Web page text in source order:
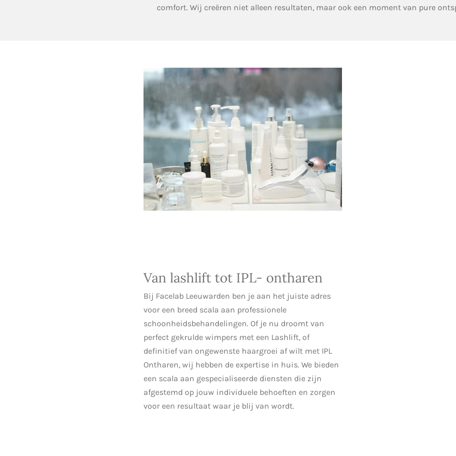
comfort. Wij creëren niet alleen resultaten, maar ook een moment van pure
Van lashlift tot IPL- ontharen
Bij Facelab Leeuwarden ben je aan het juiste adres
voor een breed scala aan professionele
schoonheidsbehandelingen. Of je nu droomt van
perfect gekrulde wimpers met een Lashlift, of
definitief van ongewenste haargroei af wilt met IPL
Ontharen, wij hebben de expertise in huis. We bieden
een scala aan gespecialiseerde diensten die zijn
afgestemd op jouw individuele behoeften en zorgen
voor een resultaat waar je blij van wordt.